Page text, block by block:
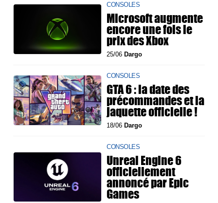
CONSOLES
Microsoft augmente
encore une fois le
prix des Xbox
25/06Dargo
CONSOLES
GTA 6 : la date des
précommandes et la
jaquette officielle !
18/06Dargo
CONSOLES
Unreal Engine 6
officiellement
annoncé par Epic
Games